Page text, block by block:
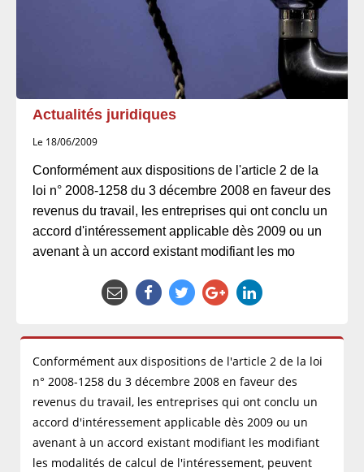
Actualités juridiques
Le 18/06/2009
Conformément aux dispositions de l'article 2 de la
loi n° 2008-1258 du 3 décembre 2008 en faveur des
revenus du travail, les entreprises qui ont conclu un
accord d'intéressement applicable dès 2009 ou un
avenant à un accord existant modifiant les mo
Conformément aux dispositions de l'article 2 de la loi
n° 2008-1258 du 3 décembre 2008 en faveur des
revenus du travail, les entreprises qui ont conclu un
accord d'intéressement applicable dès 2009 ou un
avenant à un accord existant modifiant les modifiant
les modalités de calcul de l'intéressement, peuvent